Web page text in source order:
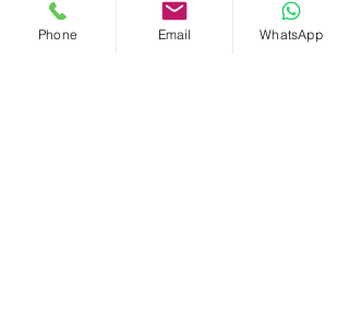
Phone Email WhatsApp